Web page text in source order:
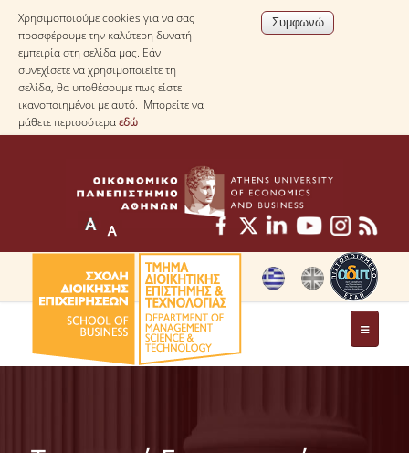
Χρησιμοποιούμε cookies για να σας
προσφέρουμε την καλύτερη δυνατή
εμπειρία στη σελίδα μας. Εάν
συνεχίσετε να χρησιμοποιείτε τη
σελίδα, θα υποθέσουμε πως είστε
ικανοποιημένοι με αυτό. Μπορείτε να
μάθετε περισσότεραεδώ
ΤΟ ΤΜΗΜΑ
ΤΑΥΤΟΤΗΤΑ ΤΟΥ ΤΜΗΜΑΤΟΣ